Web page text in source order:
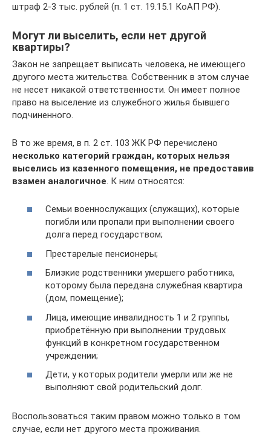
штраф 2-3 тыс. рублей (п. 1 ст. 19.15.1 КоАП РФ).
Могут ли выселить, если нет другой
квартиры?
Закон не запрещает выписать человека, не имеющего
другого места жительства. Собственник в этом случае
не несет никакой ответственности. Он имеет полное
право на выселение из служебного жилья бывшего
подчиненного.
В то же время, в п. 2 ст. 103 ЖК РФ перечислено
несколько категорий граждан, которых нельзя
выселись из казенного помещения, не предоставив
взамен аналогичное . К ним относятся:
Семьи военнослужащих (служащих), которые
погибли или пропали при выполнении своего
долга перед государством;
Престарелые пенсионеры;
Близкие родственники умершего работника,
которому была передана служебная квартира
(дом, помещение);
Лица, имеющие инвалидность 1 и 2 группы,
приобретённую при выполнении трудовых
функций в конкретном государственном
учреждении;
Дети, у которых родители умерли или же не
выполняют свой родительский долг.
Воспользоваться таким правом можно только в том
случае, если нет другого места проживания.